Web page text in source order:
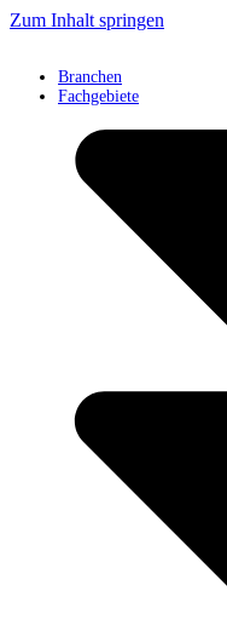
Zum Inhalt springen
Branchen
Fachgebiete